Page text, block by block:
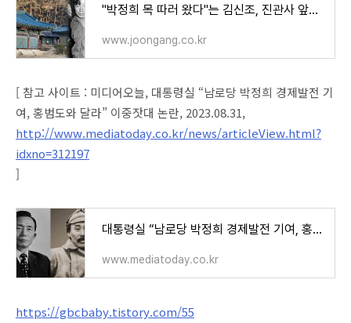
"박정희 목 따러 왔다"는 김신조, 진관사 앞에서 멘붕된 이유 | 중앙일보
www.joongang.co.kr
[ 참고 사이트 : 미디어오늘, 대통령실 “남로당 박정희 경제발전 기
여, 홍범도와 달라” 이중잣대 논란, 2023.08.31,
http://www.mediatoday.co.kr/news/articleView.html?
idxno=312197
]
대통령실 “남로당 박정희 경제발전 기여, 홍범도와 달라” 이중잣대 논란 - 미디어오늘
www.mediatoday.co.kr
https://gbcbaby.tistory.com/55